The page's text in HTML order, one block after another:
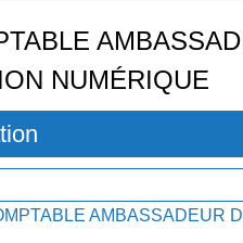
NUMÉRIQUE
AMBASSADEUR